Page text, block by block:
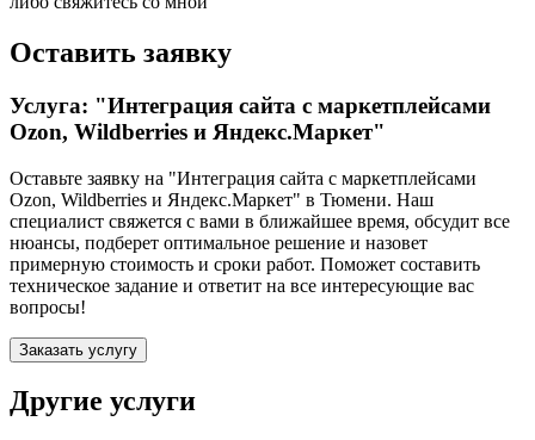
Оставить заявку
Услуга: "Интеграция сайта с маркетплейсами
Ozon, Wildberries и Яндекс.Маркет"
Оставьте заявку на "Интеграция сайта с маркетплейсами
Ozon, Wildberries и Яндекс.Маркет" в Тюмени. Наш
специалист свяжется с вами в ближайшее время, обсудит все
нюансы, подберет оптимальное решение и назовет
примерную стоимость и сроки работ. Поможет составить
техническое задание и ответит на все интересующие вас
вопросы!
Заказать услугу
Другие услуги